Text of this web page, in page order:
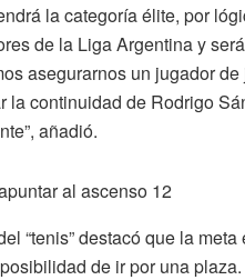
la categoría élite, por
de la Liga Argentina y
asegurarnos un jugador
la continuidad de Rodrigo
añadió.
“tenis” destacó que la
de ir por una